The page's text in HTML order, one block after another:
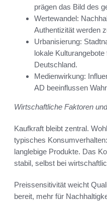
prägen das Bild des
Wertewandel:
Authentizität werden
Urbanisierung:
lokale
Deutschland.
Medienwirkung:
AD beeinflussen
Wirtschaftliche Faktoren
Kaufkraft bleibt zentral.
typisches
langlebige Produkte. Das
stabil, selbst bei
Preissensitivität weicht
bereit, mehr für